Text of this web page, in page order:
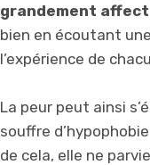
grandement
bien en écoutant
l’expérience de
La peur peut ainsi
souffre
de cela, elle ne